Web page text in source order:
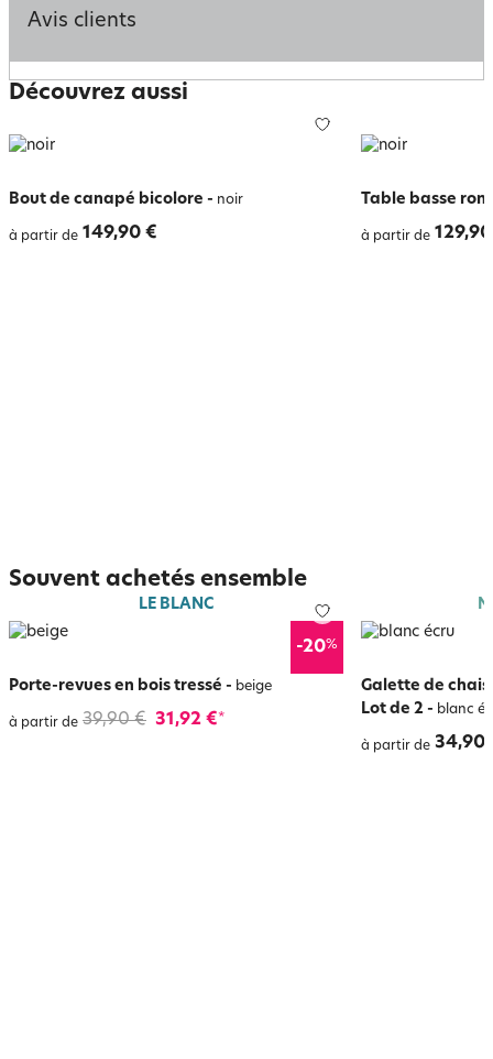
Avis clients
Découvrez aussi
Bout de canapé bicolore - noir
à partir de 149,90 €
Table basse
à partir de
Souvent achetés ensemble
LE BLANC
-20%
Porte-revues en bois tressé - beige
à partir de 39,90 € 31,92 €*
Galette de
Lot de 2 - blanc
à partir de 34,90